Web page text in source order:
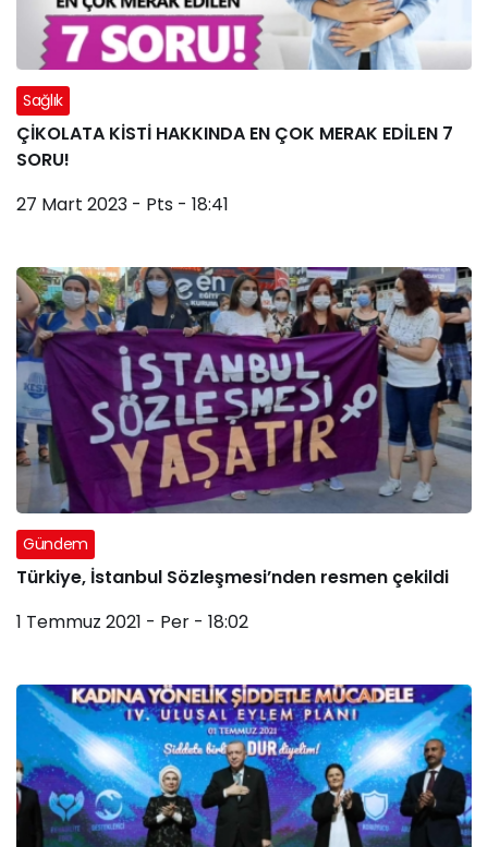
Sağlık
ÇİKOLATA KİSTİ HAKKINDA EN ÇOK MERAK EDİLEN 7
SORU!
27 Mart 2023 - Pts - 18:41
Gündem
Türkiye, İstanbul Sözleşmesi’nden resmen çekildi
1 Temmuz 2021 - Per - 18:02